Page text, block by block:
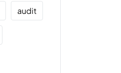
audit